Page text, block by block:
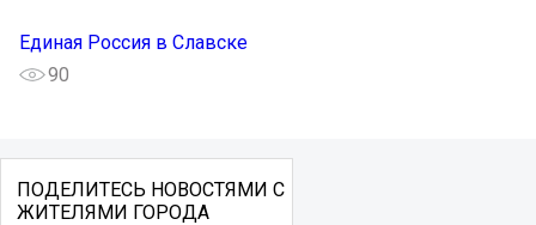
Единая Россия в Славске
90
ПОДЕЛИТЕСЬ НОВОСТЯМИ С
ЖИТЕЛЯМИ ГОРОДА